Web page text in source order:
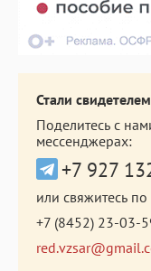
Стали
Поделитесь с
мессенджерах:
+7 927
или свяжитесь
+7 (8452) 23-03-